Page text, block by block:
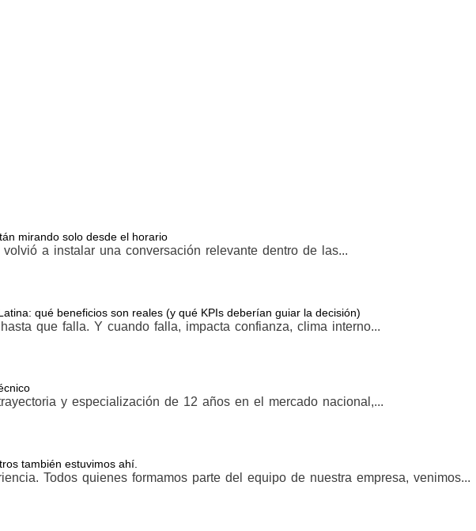
mirando solo desde el horario
a instalar una conversación relevante dentro de las...
qué beneficios son reales (y qué KPIs deberían guiar la decisión)
que falla. Y cuando falla, impacta confianza, clima interno...
y especialización de 12 años en el mercado nacional,...
también estuvimos ahí.
Todos quienes formamos parte del equipo de nuestra empresa, venimos...